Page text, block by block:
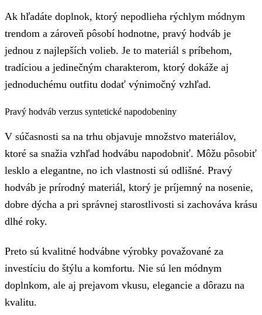
Ak hľadáte doplnok, ktorý nepodlieha rýchlym módnym
trendom a zároveň pôsobí hodnotne, pravý hodváb je
jednou z najlepších volieb. Je to materiál s príbehom,
tradíciou a jedinečným charakterom, ktorý dokáže aj
jednoduchému outfitu dodať výnimočný vzhľad.
Pravý hodváb verzus syntetické napodobeniny
V súčasnosti sa na trhu objavuje množstvo materiálov,
ktoré sa snažia vzhľad hodvábu napodobniť. Môžu pôsobiť
lesklo a elegantne, no ich vlastnosti sú odlišné. Pravý
hodváb je prírodný materiál, ktorý je príjemný na nosenie,
dobre dýcha a pri správnej starostlivosti si zachováva krásu
dlhé roky.
Preto sú kvalitné hodvábne výrobky považované za
investíciu do štýlu a komfortu. Nie sú len módnym
doplnkom, ale aj prejavom vkusu, elegancie a dôrazu na
kvalitu.